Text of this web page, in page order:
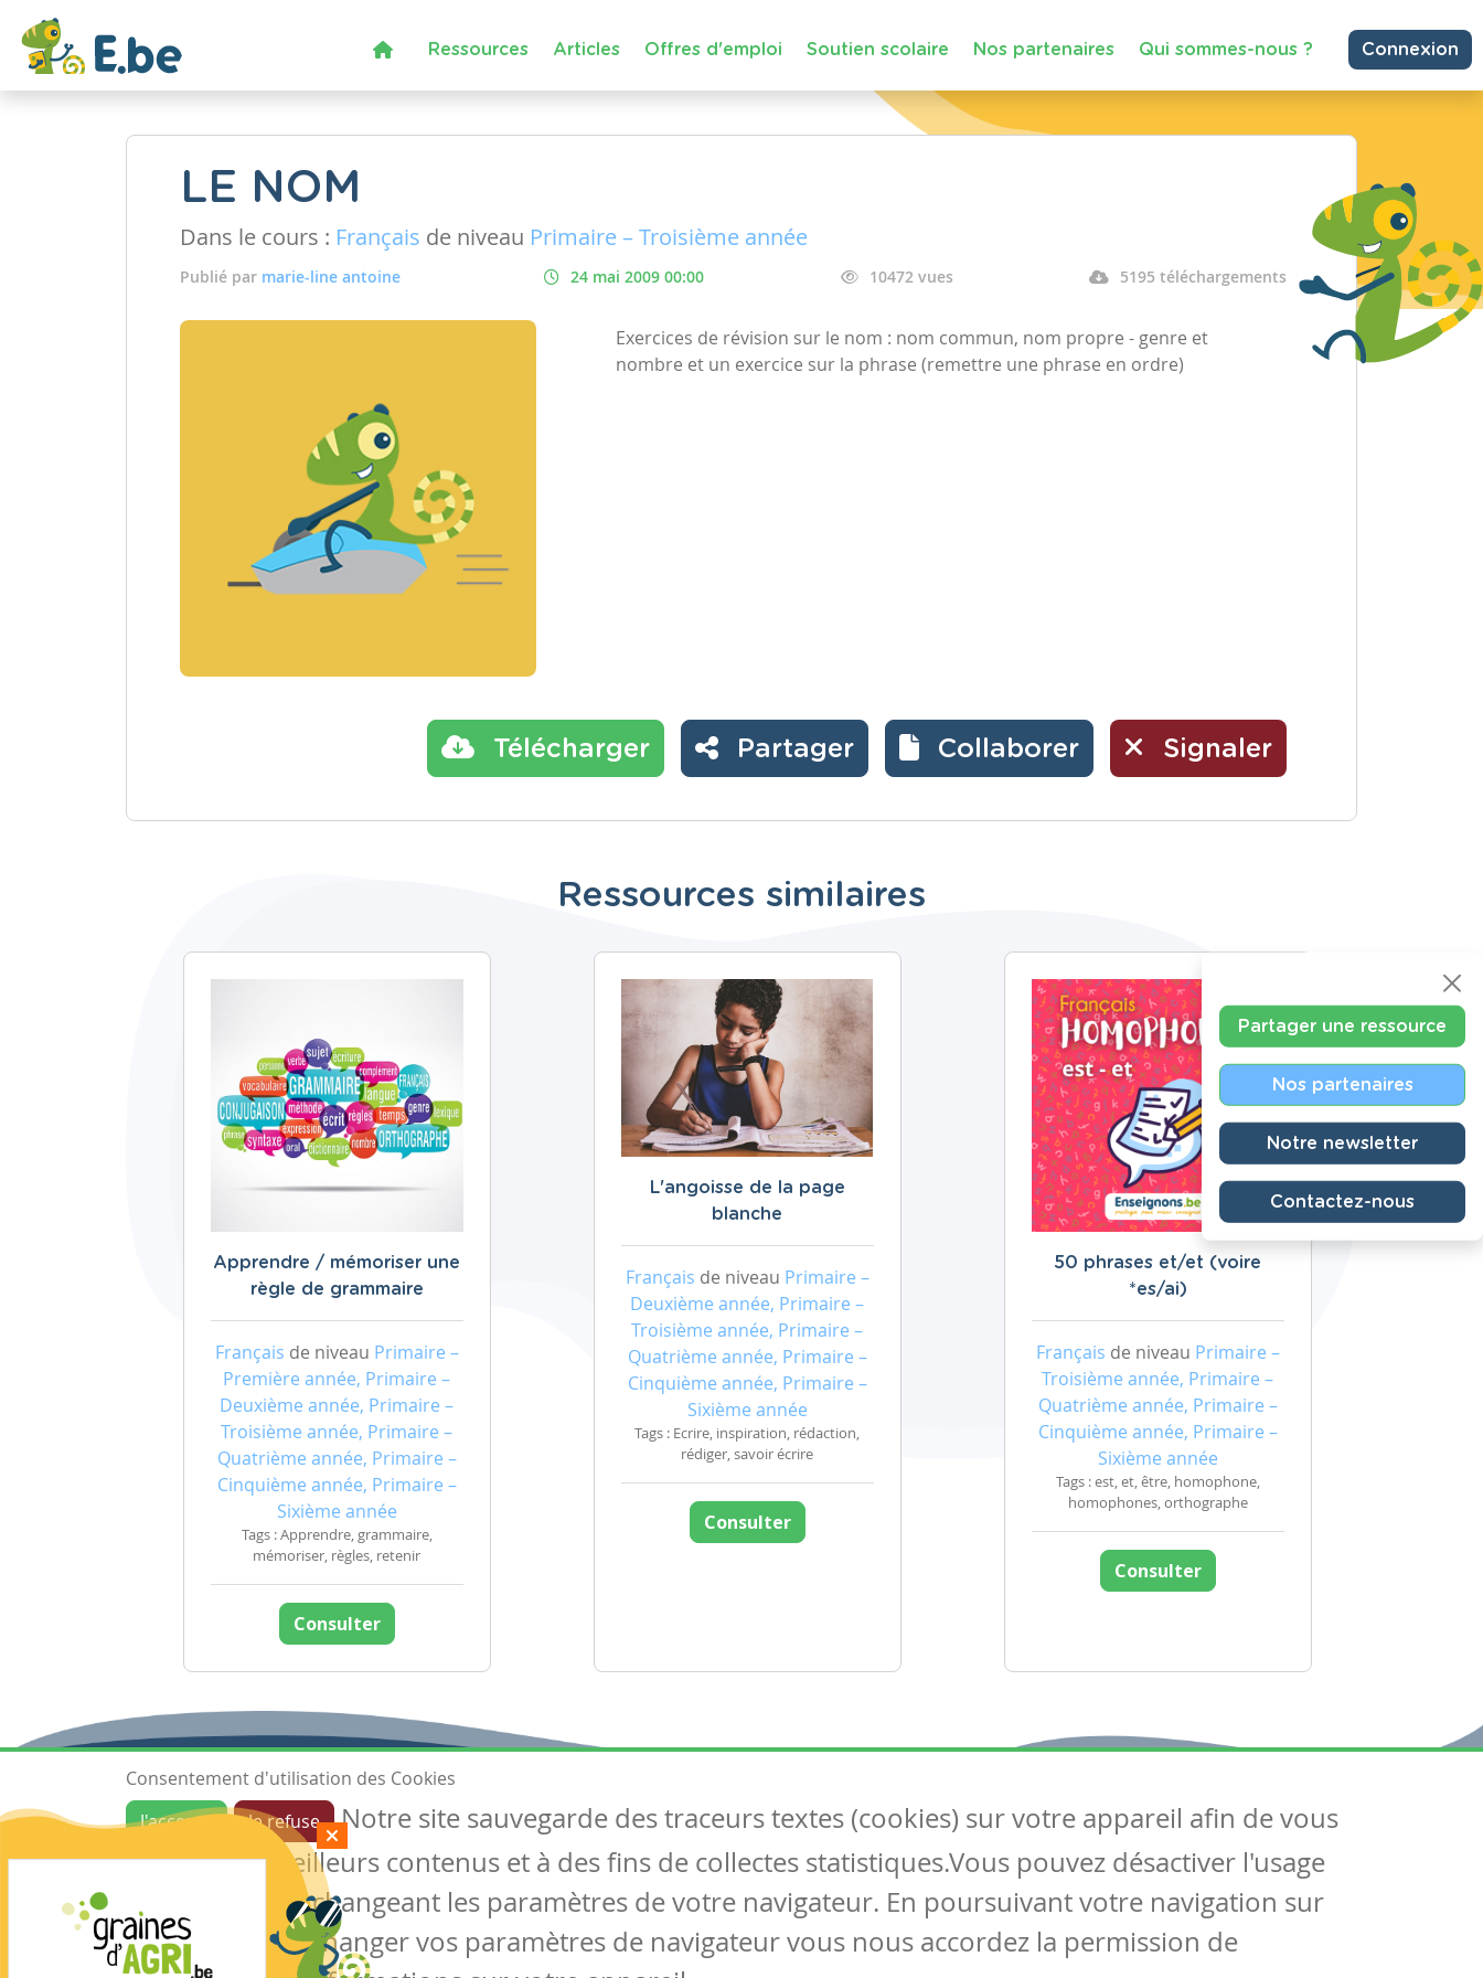
Ressources Articles Offres d'emploi Soutien scolaire Nos partenaires Qui sommes-nous ? Connexion
LE NOM
Dans le cours : Français de niveau Primaire – Troisième année
Publié par marie-line antoine 24 mai 2009 00:00 10472 vues 5195 téléchargements
Exercices de révision sur le nom : nom commun, nom propre - genre et
nombre et un exercice sur la phrase (remettre une phrase en ordre)
Télécharger Partager Collaborer Signaler
Ressources similaires
Apprendre / mémoriser une
règle de grammaire
Français de niveau Primaire –
Première année, Primaire –
Deuxième année, Primaire –
Troisième année, Primaire –
Quatrième année, Primaire –
Cinquième année, Primaire –
Sixième année
Tags : Apprendre, grammaire,
mémoriser, règles, retenir
Consulter
L'angoisse de la page
blanche
Français de niveau Primaire –
Deuxième année, Primaire –
Troisième année, Primaire –
Quatrième année, Primaire –
Cinquième année, Primaire –
Sixième année
Tags : Ecrire, inspiration, rédaction,
rédiger, savoir écrire
Consulter
50 phrases et/et (voire
*es/ai)
Français de niveau Primaire –
Troisième année, Primaire –
Quatrième année, Primaire –
Cinquième année, Primaire –
Sixième année
Tags : est, et, être, homophone,
homophones, orthographe
Consulter
Partager une ressource
Nos partenaires
Notre newsletter
Contactez-nous
Ressources
Les ressources
Créer une ressource
Mes ressources
Articles
Tous les articles
Articles DYS
Circulaires
Suivez-nous
Contactez-nous
Soutien scolaire
Consentement d'utilisation des Cookies
J'accepte
Je refuse
Notre site sauvegarde des traceurs textes (cookies) sur votre appareil afin de vous
garantir de meilleurs contenus et à des fins de collectes statistiques.Vous pouvez désactiver l'usage
des cookies en changeant les paramètres de votre navigateur. En poursuivant votre navigation sur
notre site sans changer vos paramètres de navigateur vous nous accordez la permission de